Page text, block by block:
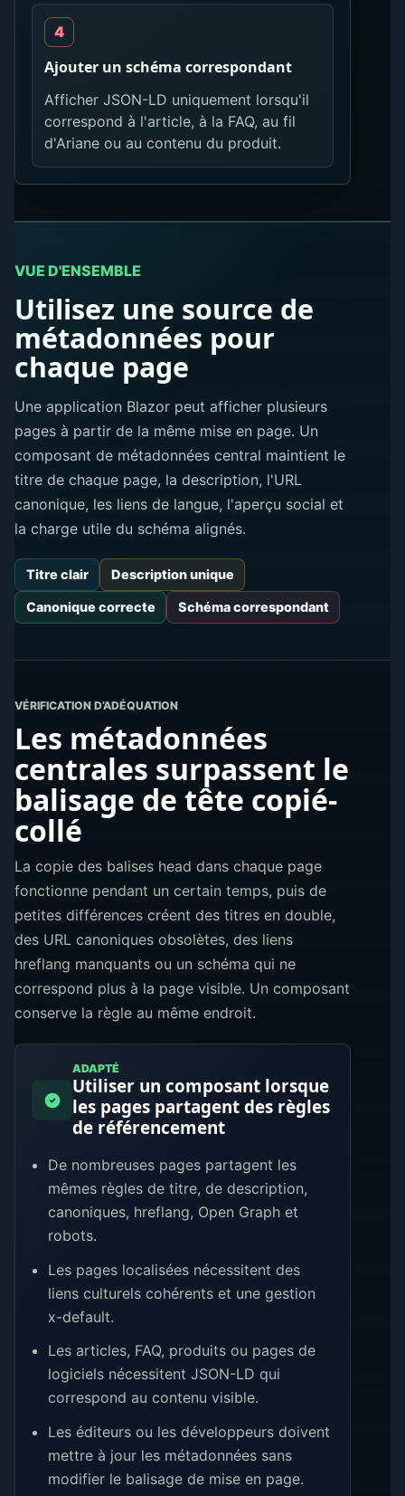
Ajouter un schéma correspondant
Afficher JSON-LD uniquement lorsqu'il
correspond à l'article, à la FAQ, au fil
d'Ariane ou au contenu du produit.
VUE D'ENSEMBLE
Utilisez une source de
métadonnées pour
chaque page
Une application Blazor peut afficher plusieurs
pages à partir de la même mise en page. Un
composant de métadonnées central maintient le
titre de chaque page, la description, l'URL
canonique, les liens de langue, l'aperçu social et
la charge utile du schéma alignés.
Titre clair Description unique
Canonique correcte Schéma correspondant
VÉRIFICATION D’ADÉQUATION
Les métadonnées
centrales surpassent le
balisage de tête copié-
collé
La copie des balises head dans chaque page
fonctionne pendant un certain temps, puis de
petites différences créent des titres en double,
des URL canoniques obsolètes, des liens
hreflang manquants ou un schéma qui ne
correspond plus à la page visible. Un composant
conserve la règle au même endroit.
ADAPTÉ
Utiliser un composant lorsque
les pages partagent des règles
de référencement
De nombreuses pages partagent les
mêmes règles de titre, de description,
canoniques, hreflang, Open Graph et
robots.
Les pages localisées nécessitent des
liens culturels cohérents et une gestion
x-default.
Les articles, FAQ, produits ou pages de
logiciels nécessitent JSON-LD qui
correspond au contenu visible.
Les éditeurs ou les développeurs doivent
mettre à jour les métadonnées sans
modifier le balisage de mise en page.